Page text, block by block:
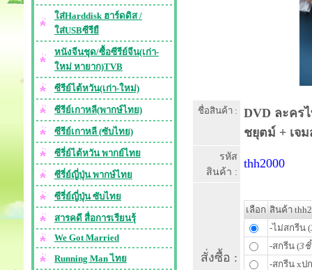
ใส่Harddisk ฮาร์ดดิส /
ใส่USBซีรียื
หนังจีนชุด/ซื้อซีรีย์จีน(เก่า-
ใหม่ หายาก)TVB
ซีรีย์ไต้หวัน(เก่า-ใหม่)
ซีรีย์เกาหลี(พากษ์ไทย)
ซีรีย์เกาหลี (ซับไทย)
ซีรี่ย์ไต้หวัน พากย์ไทย
ซีรี่ย์ญี่ปุ่น พากษ์ไทย
ซีรี่ย์ญี่ปุ่น ซับไทย
สารคดี สื่อการเรียนรุ้
We Got Married
Running Man ไทย
ชื่อสินค้า :
DVD ละคร
ชยุตม์ + เจ
รหัส
สินค้า :
thh2000
สั่งซื้อ :
เลือก สินค้า
-ไม่สกรีน (
-สกรีน (3
-สกรีน xป